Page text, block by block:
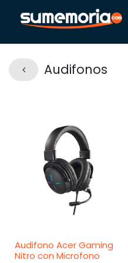
Audifonos
Audifono Acer Gaming
Nitro con Microfono